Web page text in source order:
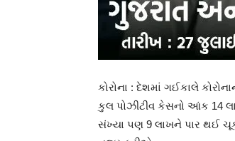
કોરોના : દેશમાં ગઈકાલે
કુલ પોઝીટીવ કેસનો આંક 14
સંખ્યા પણ 9 લાખને પાર થઈ